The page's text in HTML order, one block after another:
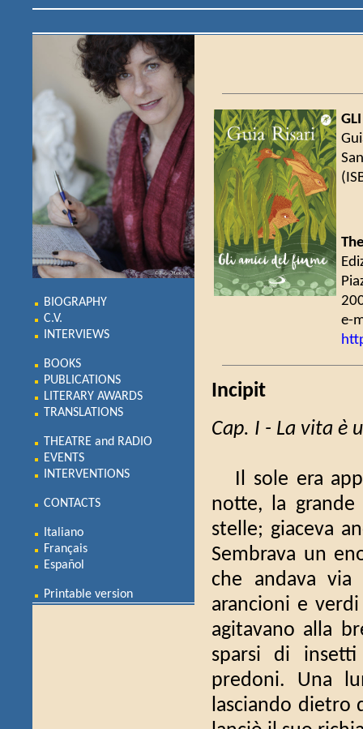
BIOGRAPHY
C.V.
INTERVIEWS
BOOKS
PUBLICATIONS
LITERARY AWARDS
TRANSLATIONS
THEATRE and RADIO
EVENTS
INTERVENTIONS
CONTACTS
Italiano
Français
Español
Printable version
e-
Incipit
Cap. I - La vita è
Il sole era
notte, la
stelle; giaceva
Sembrava un
che andava
arancioni e
agitavano alla
sparsi di
predoni. Una
lasciando dietro